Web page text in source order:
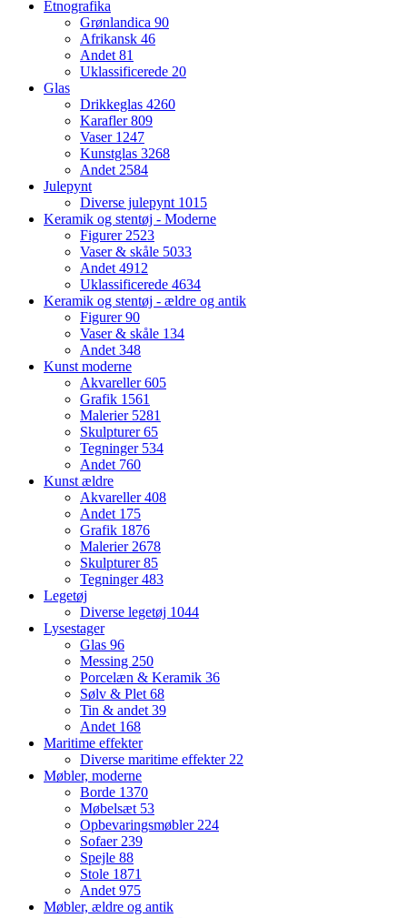
Etnografika
Grønlandica 90
Afrikansk 46
Andet81
Uklassificerede 20
Glas
Drikkeglas 4260
Karafler809
Vaser 1247
Kunstglas 3268
Andet2584
Julepynt
Diverse julepynt 1015
Keramik og stentøj - Moderne
Figurer2523
Vaser & skåle 5033
Andet4912
Uklassificerede 4634
Keramik og stentøj - ældre og antik
Figurer90
Vaser & skåle 134
Andet348
Kunst moderne
Akvareller605
Grafik 1561
Malerier 5281
Skulpturer65
Tegninger 534
Andet 760
Kunst ældre
Akvareller408
Andet 175
Grafik 1876
Malerier2678
Skulpturer85
Tegninger483
Legetøj
Diverse legetøj 1044
Lysestager
Glas 96
Messing 250
Porcelæn & Keramik 36
Sølv & Plet68
Tin & andet39
Andet 168
Maritime effekter
Diverse maritime effekter22
Møbler, moderne
Borde 1370
Møbelsæt 53
Opbevaringsmøbler224
Sofaer239
Spejle 88
Stole 1871
Andet975
Møbler, ældre og antik